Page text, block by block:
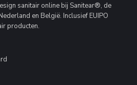
sanitair online bij Sanitear®, de
en België. Inclusief EUIPO
producten.